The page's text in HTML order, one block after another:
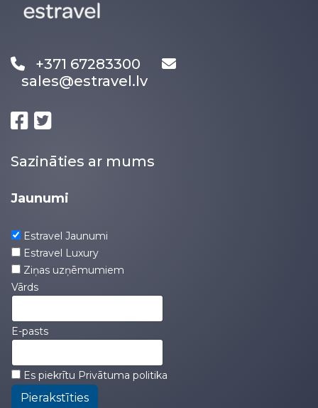
+371 67283300
sales@estravel.lv
Sazināties ar mums
Jaunumi
Estravel Jaunumi
Estravel Luxury
Ziņas uzņēmumiem
Vārds
E-pasts
Es piekrītu Privātuma politika
Pierakstīties